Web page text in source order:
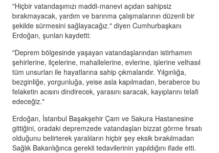
"Hiçbir vatandaşımızı maddi-manevi açıdan sahipsiz
bırakmayacak, yardım ve barınma çalışmalarının düzenli bir
şekilde sürmesini sağlayacağız." diyen Cumhurbaşkanı
Erdoğan, şunları kaydetti:
"Deprem bölgesinde yaşayan vatandaşlarından istirhamım
şehirlerine, ilçelerine, mahallelerine, evlerine, işlerine velhasıl
tüm unsurları ile hayatlarına sahip çıkmalarıdır. Yılgınlığa,
bezginliğe, yorgunluğa, yeise asla kapılmadan, beraberce bu
felaketin acısını dindirecek, yarasını saracak, kayıplarını telafi
edeceğiz."
Erdoğan, İstanbul Başakşehir Çam ve Sakura Hastanesine
gittiğini, oradaki depremzede vatandaşları bizzat görme fırsatı
olduğunu belirterek yaralıların hiçbir şey eksik bırakılmadan
Sağlık Bakanlığınca gerekli tedavilerinin yapıldığını ifade etti.